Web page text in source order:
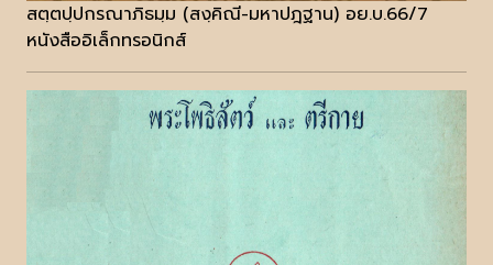
สตฺตปฺปกรณาภิธมฺม (สงฺคิณี-มหาปฎฐาน) อย.บ.66/7
หนังสืออิเล็กทรอนิกส์